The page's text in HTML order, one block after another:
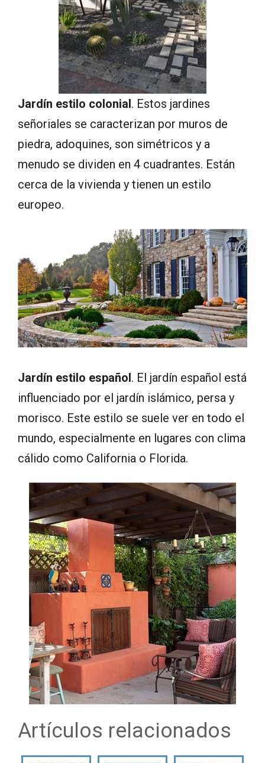
Jardín estilo colonial. Estos jardines
señoriales se caracterizan por muros de
piedra, adoquines, son simétricos y a
menudo se dividen en 4 cuadrantes. Están
cerca de la vivienda y tienen un estilo
europeo.
Jardín estilo español . El jardín español está
influenciado por el jardín islámico, persa y
morisco. Este estilo se suele ver en todo el
mundo, especialmente en lugares con clima
cálido como California o Florida.
Artículos relacionados